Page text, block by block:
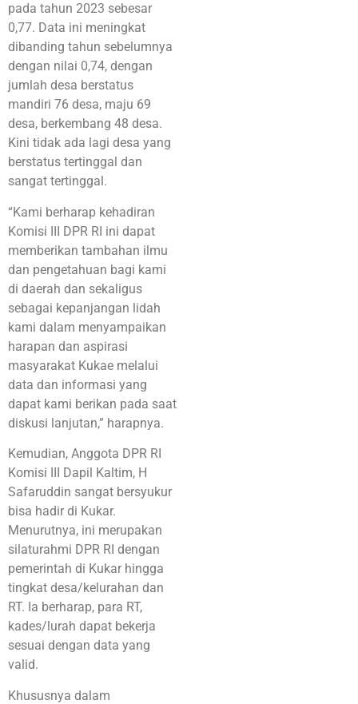
pada tahun 2023 sebesar
0,77. Data ini meningkat
dibanding tahun sebelumnya
dengan nilai 0,74, dengan
jumlah desa berstatus
mandiri 76 desa, maju 69
desa, berkembang 48 desa.
Kini tidak ada lagi desa yang
berstatus tertinggal dan
sangat tertinggal.
“Kami berharap kehadiran
Komisi III DPR RI ini dapat
memberikan tambahan ilmu
dan pengetahuan bagi kami
di daerah dan sekaligus
sebagai kepanjangan lidah
kami dalam menyampaikan
harapan dan aspirasi
masyarakat Kukae melalui
data dan informasi yang
dapat kami berikan pada saat
diskusi lanjutan,” harapnya.
Kemudian, Anggota DPR RI
Komisi III Dapil Kaltim, H
Safaruddin sangat bersyukur
bisa hadir di Kukar.
Menurutnya, ini merupakan
silaturahmi DPR RI dengan
pemerintah di Kukar hingga
tingkat desa/kelurahan dan
RT. Ia berharap, para RT,
kades/lurah dapat bekerja
sesuai dengan data yang
valid.
Khususnya dalam